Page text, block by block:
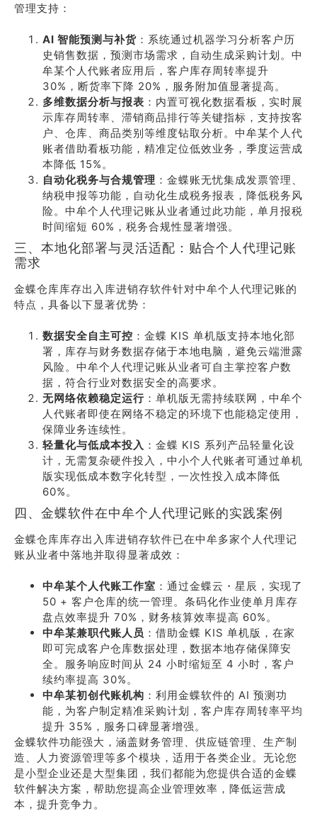
管理支持：
AI 智能预测与补货 ：系统通过机器学习分析客户历
史销售数据，预测市场需求，自动生成采购计划。中
牟某个人代账者应用后，客户库存周转率提升
30%，断货率下降 20%，服务附加值显著提高。
多维数据分析与报表 ：内置可视化数据看板，实时展
示库存周转率、滞销商品排行等关键指标，支持按客
户、仓库、商品类别等维度钻取分析。中牟某个人代
账者借助看板功能，精准定位低效业务，季度运营成
本降低 15%。
自动化税务与合规管理 ：金蝶账无忧集成发票管理、
纳税申报等功能，自动化生成税务报表，降低税务风
险。中牟个人代理记账从业者通过此功能，单月报税
时间缩短 60%，税务合规性显著增强。
三、本地化部署与灵活适配：贴合个人代理记账
需求
金蝶仓库库存出入库进销存软件针对中牟个人代理记账的
特点，具备以下显著优势：
数据安全自主可控 ：金蝶 KIS 单机版支持本地化部
署，库存与财务数据存储于本地电脑，避免云端泄露
风险。中牟个人代理记账从业者可自主掌控客户数
据，符合行业对数据安全的高要求。
无网络依赖稳定运行 ：单机版无需持续联网，中牟个
人代账者即使在网络不稳定的环境下也能稳定使用，
保障业务连续性。
轻量化与低成本投入 ：金蝶 KIS 系列产品轻量化设
计，无需复杂硬件投入，中小个人代账者可通过单机
版实现低成本数字化转型，一次性投入成本降低
60%。
四、金蝶软件在中牟个人代理记账的实践案例
金蝶仓库库存出入库进销存软件已在中牟多家个人代理记
账从业者中落地并取得显著成效：
中牟某个人代账工作室 ：通过金蝶云・星辰，实现了
50 + 客户仓库的统一管理。条码化作业使单月库存
盘点效率提升 70%，财务核算效率提高 60%。
中牟某兼职代账人员 ：借助金蝶 KIS 单机版，在家
即可完成客户仓库数据处理，数据本地存储保障安
全。服务响应时间从 24 小时缩短至 4 小时，客户
续约率提高 30%。
中牟某初创代账机构 ：利用金蝶软件的 AI 预测功
能，为客户制定精准采购计划，客户库存周转率平均
提升 35%，服务口碑显著增强。
金蝶软件功能强大，涵盖财务管理、供应链管理、生产制
造、人力资源管理等多个模块，适用于各类企业。无论您
是小型企业还是大型集团，我们都能为您提供合适的金蝶
软件解决方案，帮助您提高企业管理效率，降低运营成
本，提升竞争力。